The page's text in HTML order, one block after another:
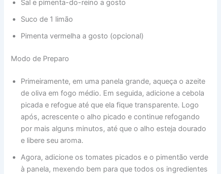
Sal e pimenta-do-reino a gosto
Suco de 1 limão
Pimenta vermelha a gosto (opcional)
Modo de Preparo
Primeiramente, em uma panela grande, aqueça o azeite
de oliva em fogo médio. Em seguida, adicione a cebola
picada e refogue até que ela fique transparente. Logo
após, acrescente o alho picado e continue refogando
por mais alguns minutos, até que o alho esteja dourado
e libere seu aroma.
Agora, adicione os tomates picados e o pimentão verde
à panela, mexendo bem para que todos os ingredientes